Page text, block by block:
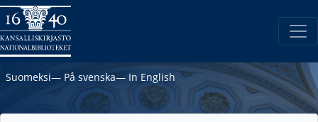
Suomeksi― På svenska― In English